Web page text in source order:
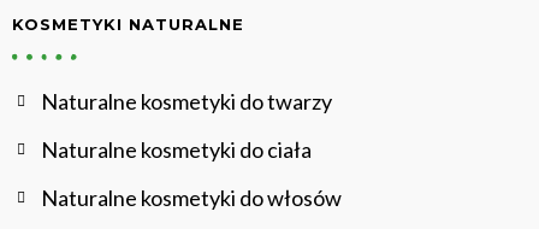
KOSMETYKI NATURALNE
Naturalne kosmetyki do twarzy
Naturalne kosmetyki do ciała
Naturalne kosmetyki do włosów